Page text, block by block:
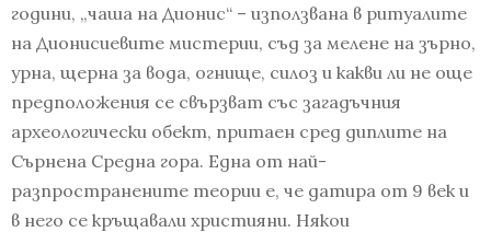
години, „чаша на Дионис“ – използвана в ритуалите
на Дионисиевите мистерии, съд за мелене на зърно,
урна, щерна за вода, огнище, силоз и какви ли не още
предположения се свързват със загадъчния
археологически обект, притаен сред диплите на
Сърнена Средна гора. Една от най-
разпространените теории е, че датира от 9 век и
в него се кръщавали християни. Някои